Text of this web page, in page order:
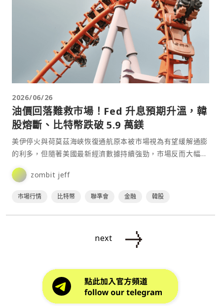
2026/06/26
油價回落難救市場！Fed 升息預期升溫，韓
股熔斷、比特幣跌破 5.9 萬鎂
美伊停火與荷莫茲海峽恢復通航原本被市場視為有望緩解通膨
的利多，但隨著美國最新經濟數據持續強勁，市場反而大幅提
高對聯準會升息的預期。油價回落未能提振風險資產，美股科
技⋯ zombit jeff
市場行情 比特幣 聯準會 金融 韓股
next